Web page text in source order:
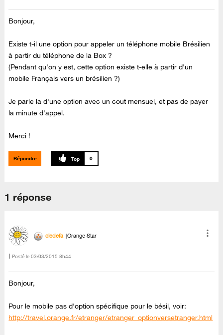
Bonjour,
Existe t-il une option pour appeler un téléphone mobile Brésilien
à partir du téléphone de la Box ?
(Pendant qu'on y est, cette option existe t-elle à partir d'un
mobile Français vers un brésilien ?)
Je parle la d'une option avec un cout mensuel, et pas de payer
la minute d'appel.
Merci !
Répondre 0
1 réponse
cledefa Orange Star
Posté le ‎03/03/2015 8h44
Bonjour,
Pour le mobile pas d'option spécifique pour le bésil, voir:
http://travel.orange.fr/etranger/etranger_optionversetranger.html